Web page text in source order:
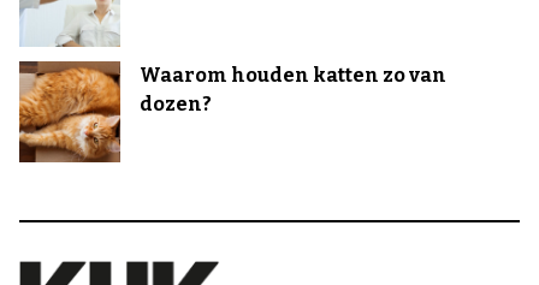
Waarom houden katten zo van
dozen?